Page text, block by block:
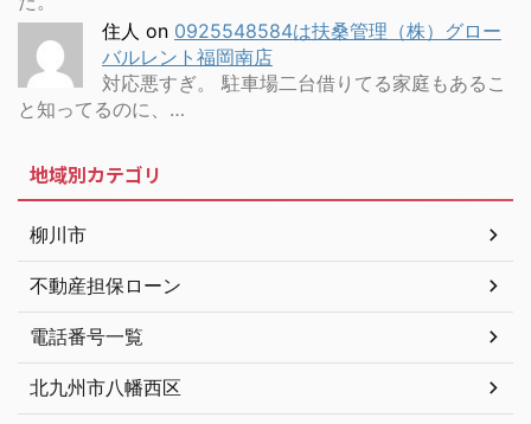
住人 on 0925548584は扶桑管理（株）グロー
バルレント福岡南店
対応悪すぎ。 駐車場二台借りてる家庭もあるこ
と知ってるのに、…
地域別カテゴリ
柳川市
不動産担保ローン
電話番号一覧
北九州市八幡西区